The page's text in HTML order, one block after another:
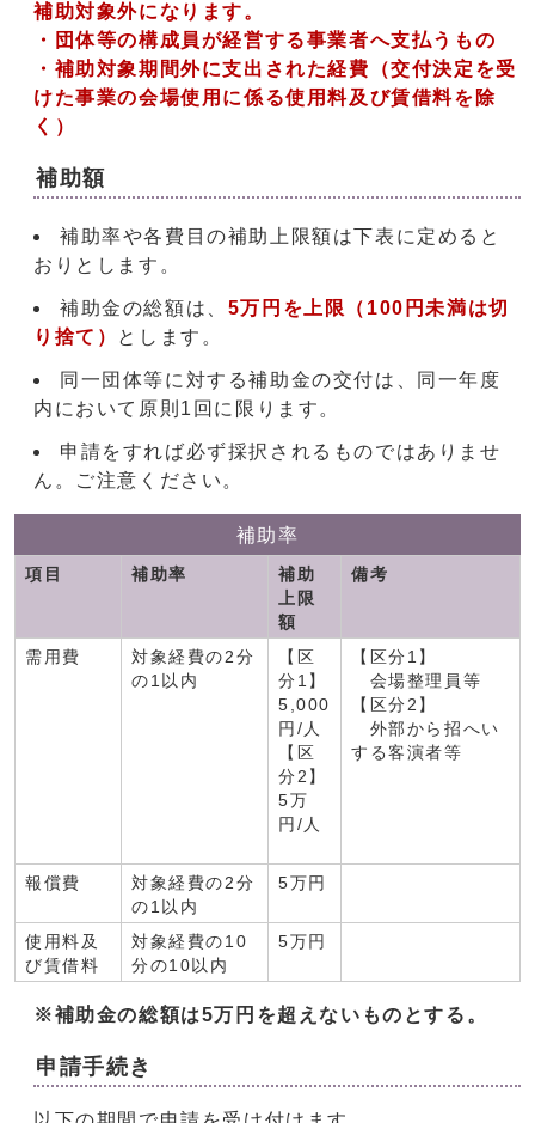
補助対象外になります。
・団体等の構成員が経営する事業者へ支払うもの
・補助対象期間外に支出された経費（交付決定を受
けた事業の会場使用に係る使用料及び賃借料を除
く）
補助額
補助率や各費目の補助上限額は下表に定めると
おりとします。
補助金の総額は、 5万円を上限（100円未満は切
り捨て） とします。
同一団体等に対する補助金の交付は、同一年度
内において原則1回に限ります。
申請をすれば必ず採択されるものではありませ
ん。ご注意ください。
補助率
項目 補助率
補助
上限
額
備考
需用費
対象経費の2分
の1以内
【区
分1】
5,000
円/人
【区
分2】
5万
円/人
【区分1】
会場整理員等
【区分2】
外部から招へい
する客演者等
報償費
対象経費の2分
の1以内
5万円
使用料及
び賃借料
対象経費の10
分の10以内
5万円
※補助金の総額は5万円を超えないものとする。
申請手続き